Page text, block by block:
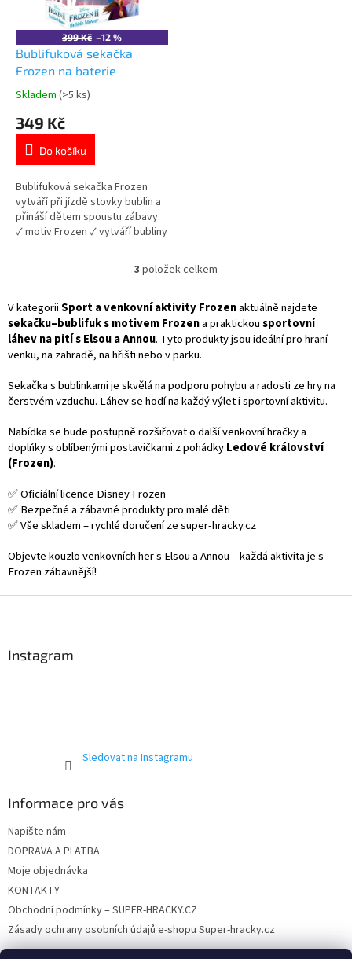
399 Kč –12 %
Bublifuková sekačka
Frozen na baterie
Průměrné
produktu
4,6
5
hvězdiček.
Skladem (>5 ks)
349 Kč
Do košíku
Bublifuková sekačka Frozen
vytváří při jízdě stovky bublin a
přináší dětem spoustu zábavy.
✓ motiv Frozen ✓ vytváří bubliny
baterie ✓ součástí bublifukový
roztok 👉 Více produktů Frozen O
l
á
d
a
í
p
r
k
y
i
s
3 položek celkem
V kategoriiSport a venkovní aktivity Frozenaktuálně najdete
sekačku–bublifuk s motivem Frozena praktickousportovní
láhev na pití s Elsou a Annou. Tyto produkty jsou ideální pro hraní
venku, na zahradě, na hřišti nebo v parku.
Sekačka s bublinkami je skvělá na podporu pohybu a radosti ze hry na
čerstvém vzduchu. Láhev se hodí na každý výlet i sportovní aktivitu.
Nabídka se bude postupně rozšiřovat o další venkovní hračky a
doplňky s oblíbenými postavičkami z pohádkyLedové království
(Frozen).
✅ Oficiální licence Disney Frozen
✅ Bezpečné a zábavné produkty pro malé děti
✅ Vše skladem – rychlé doručení ze super-hracky.cz
Objevte kouzlo venkovních her s Elsou a Annou – každá aktivita je s
Frozen zábavnější!
Instagram
Sledovat na Instagramu
Informace pro vás
Napište nám
DOPRAVA A PLATBA
Moje objednávka
KONTAKTY
Obchodní podmínky – SUPER-HRACKY.CZ
Zásady ochrany osobních údajů e-shopu Super-hracky.cz